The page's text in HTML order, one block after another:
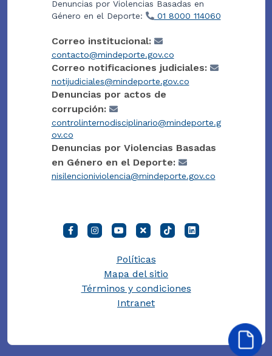
Denuncias por Violencias Basadas en
Género en el Deporte:
01 8000 114060
Correo institucional:
contacto@mindeporte.gov.co
Correo notificaciones judiciales:
notijudiciales@mindeporte.gov.co
Denuncias por actos de
corrupción:
controlinternodisciplinario@mindeporte.g
ov.co
Denuncias por Violencias Basadas
en Género en el Deporte:
nisilencioniviolencia@mindeporte.gov.co
Políticas
Mapa del sitio
Términos y condiciones
Intranet